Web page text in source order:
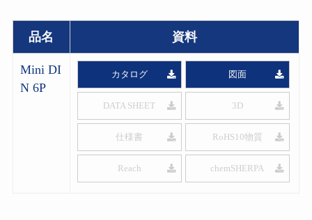
品名 資料
Mini DI
N 6P
カタログ 図面
DATA SHEET 3D
仕様書 RoHS10物質
Reach chemSHERPA